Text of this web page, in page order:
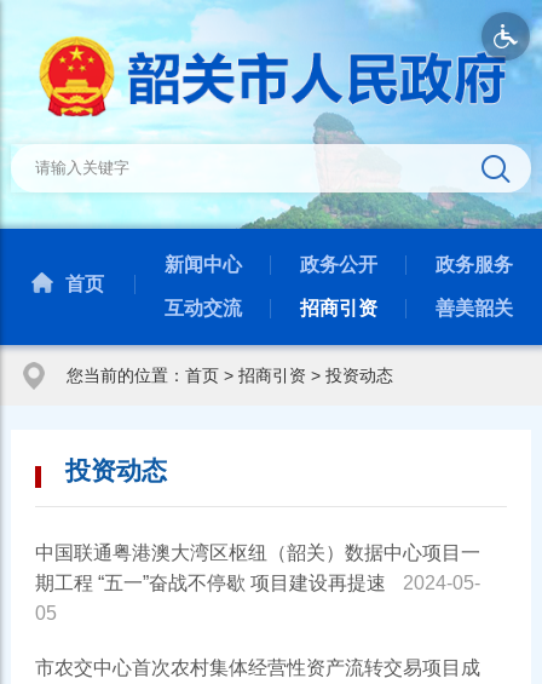
首页
新闻中心 政务公开 政务服务
互动交流 招商引资 善美韶关
您当前的位置： 首页> 招商引资 > 投资动态
投资动态
中国联通粤港澳大湾区枢纽（韶关）数据中心项目一
期工程 “五一”奋战不停歇 项目建设再提速
2024-05-
05
市农交中心首次农村集体经营性资产流转交易项目成